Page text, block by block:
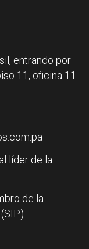
entrando por
11, oficina 11
líder de la
de la